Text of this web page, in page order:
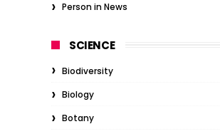
Person in News
SCIENCE
Biodiversity
Biology
Botany